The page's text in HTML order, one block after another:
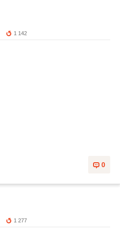
1 142
0
1 277